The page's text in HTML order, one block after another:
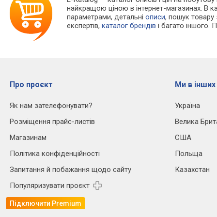
найкращою ціною в інтернет-магазинах. В
параметрами, детальніописи, пошук
експертів,каталог брендів і багато іншого.
Про проєкт
Як нам зателефонувати?
Розміщення прайс-листів
Магазинам
Політика конфіденційності
Запитання й побажання щодо сайту
Популяризувати проєкт
Підключити Premium
Ми в інших
Україна
Велика
США
Польща
Казахстан